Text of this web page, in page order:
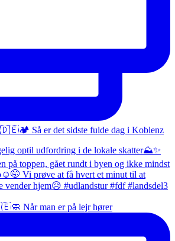
Når man er på lejr hører